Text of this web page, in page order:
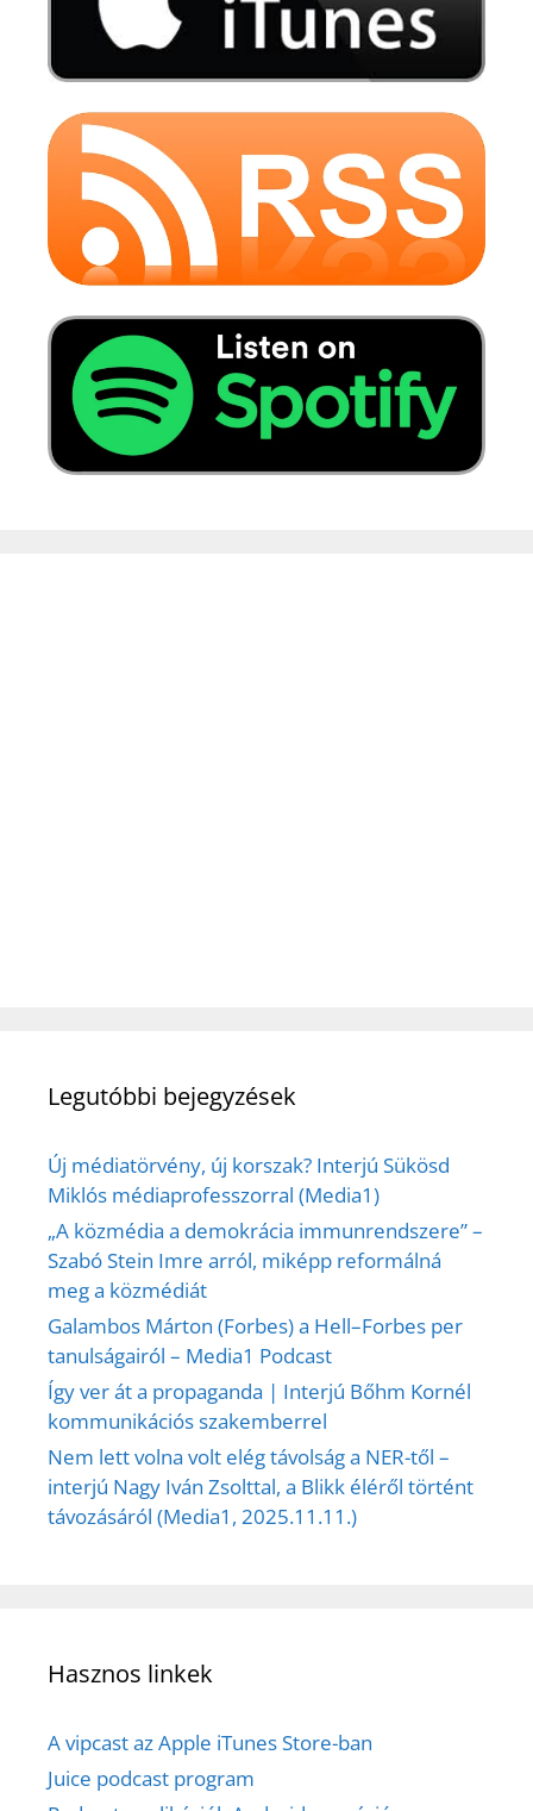
Legutóbbi bejegyzések
Új médiatörvény, új korszak? Interjú Sükösd
Miklós médiaprofesszorral (Media1)
„A közmédia a demokrácia immunrendszere” –
Szabó Stein Imre arról, miképp reformálná
meg a közmédiát
Galambos Márton (Forbes) a Hell–Forbes per
tanulságairól – Media1 Podcast
Így ver át a propaganda | Interjú Bőhm Kornél
kommunikációs szakemberrel
Nem lett volna volt elég távolság a NER-től –
interjú Nagy Iván Zsolttal, a Blikk éléről történt
távozásáról (Media1, 2025.11.11.)
Hasznos linkek
A vipcast az Apple iTunes Store-ban
Juice podcast program